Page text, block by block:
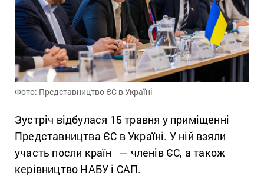
Фото: Представництво ЄС в Україні
Зустріч відбулася 15 травня у приміщенні
Представництва ЄС в Україні. У ній взяли
участь посли країн — членів ЄС, а також
керівництво НАБУ і САП.